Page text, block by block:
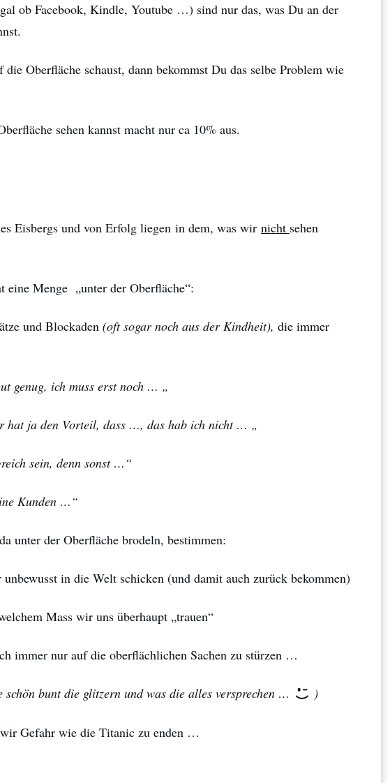
ob Facebook, Kindle, Youtube …) sind nur das, was Du an der
Oberfläche schaust, dann bekommst Du das selbe Problem wie
sehen kannst macht nur ca 10% aus.
Eisbergs und von Erfolg liegen in dem, was wir nicht sehen
eine Menge „unter der Oberfläche“:
und Blockaden (oft sogar noch aus der Kindheit), die immer
genug, ich muss erst noch … „
hat ja den Vorteil, dass …, das hab ich nicht … „
sein, denn sonst …“
Kunden …“
unter der Oberfläche brodeln, bestimmen:
in die Welt schicken (und damit auch zurück bekommen)
Mass wir uns überhaupt „trauen“
immer nur auf die oberflächlichen Sachen zu stürzen …
bunt die glitzern und was die alles versprechen … )
Gefahr wie die Titanic zu enden …